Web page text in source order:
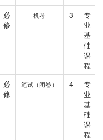
必
修
机考 3
专
业
基
础
课
程
必
修
笔试（闭卷） 4
专
业
基
础
课
程